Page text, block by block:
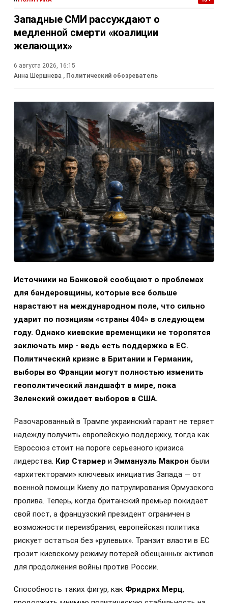
Западные СМИ рассуждают о
медленной смерти «коалиции
желающих»
6 августа 2026, 16:15
Анна Шершнева , Политический обозреватель
Источники на Банковой сообщают о проблемах
для бандеровщины, которые все больше
нарастают на международном поле, что сильно
ударит по позициям «страны 404» в следующем
году. Однако киевские временщики не торопятся
заключать мир - ведь есть поддержка в ЕС.
Политический кризис в Британии и Германии,
выборы во Франции могут полностью изменить
геополитический ландшафт в мире, пока
Зеленский ожидает выборов в США.
Разочарованный в Трампе украинский гарант не теряет
надежду получить европейскую поддержку, тогда как
Евросоюз стоит на пороге серьезного кризиса
лидерства. Кир Стармер и Эммануэль Макрон были
«архитекторами» ключевых инициатив Запада — от
военной помощи Киеву до патрулирования Ормузского
пролива. Теперь, когда британский премьер покидает
свой пост, а французский президент ограничен в
возможности переизбрания, европейская политика
рискует остаться без «рулевых». Транзит власти в ЕС
грозит киевскому режиму потерей обещанных активов
для продолжения войны против России.
Способность таких фигур, как Фридрих Мерц,